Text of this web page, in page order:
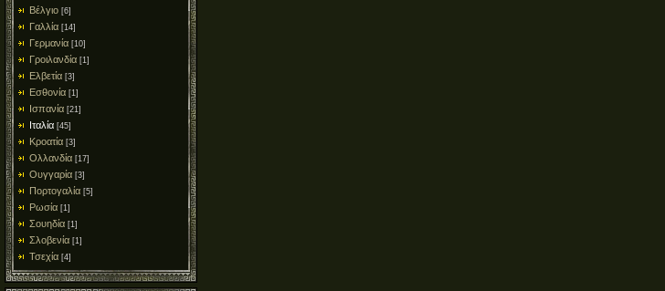
Βέλγιο [6]
Γαλλία [14]
Γερμανία [10]
Γροιλανδία [1]
Ελβετία [3]
Εσθονία [1]
Ισπανία [21]
Ιταλία [45]
Κροατία [3]
Ολλανδία [17]
Ουγγαρία [3]
Πορτογαλία [5]
Ρωσία [1]
Σουηδία [1]
Σλοβενία [1]
Τσεχία [4]